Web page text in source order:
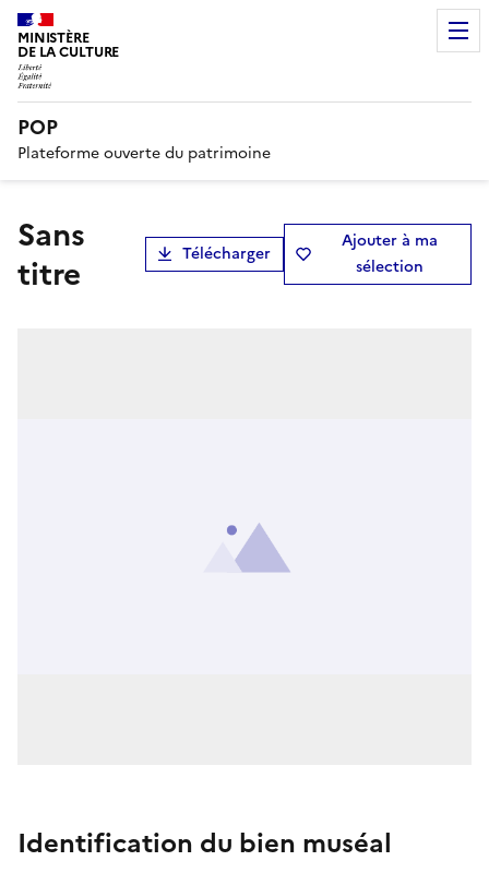
MINISTÈRE
DE LA CULTURE
POP
Plateforme ouverte du patrimoine
Sans
titre
Télécharger
Ajouter à ma
sélection
Identification du bien muséal